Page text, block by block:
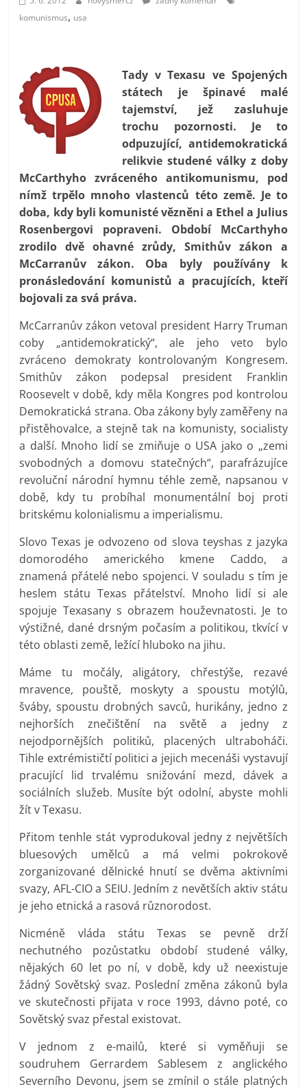
prospívá?
komunismus, usa
Tady v Texasu ve Spojených
státech je špinavé malé
tajemství, jež zasluhuje
trochu pozornosti. Je to
odpuzující, antidemokratická
relikvie studené války z doby
McCarthyho zvráceného antikomunismu, pod
nímž trpělo mnoho vlastenců této země. Je to
doba, kdy byli komunisté vězněni a Ethel a Julius
Rosenbergovi popraveni. Období McCarthyho
zrodilo dvě ohavné zrůdy, Smithův zákon a
McCarranův zákon. Oba byly používány k
pronásledování komunistů a pracujících, kteří
bojovali za svá práva.
McCarranův zákon vetoval president Harry Truman
coby „antidemokratický“, ale jeho veto bylo
zvráceno demokraty kontrolovaným Kongresem.
Smithův zákon podepsal president Franklin
Roosevelt v době, kdy měla Kongres pod kontrolou
Demokratická strana. Oba zákony byly zaměřeny na
přistěhovalce, a stejně tak na komunisty, socialisty
a další. Mnoho lidí se zmiňuje o USA jako o „zemi
svobodných a domovu statečných“, parafrázujíce
revoluční národní hymnu téhle země, napsanou v
době, kdy tu probíhal monumentální boj proti
britskému kolonialismu a imperialismu.
Slovo Texas je odvozeno od slova teyshas z jazyka
domorodého amerického kmene Caddo, a
znamená přátelé nebo spojenci. V souladu s tím je
heslem státu Texas přátelství. Mnoho lidí si ale
spojuje Texasany s obrazem houževnatosti. Je to
výstižné, dané drsným počasím a politikou, tkvící v
této oblasti země, ležící hluboko na jihu.
Máme tu močály, aligátory, chřestýše, rezavé
mravence, pouště, moskyty a spoustu motýlů,
šváby, spoustu drobných savců, hurikány, jedno z
nejhorších znečištění na světě a jedny z
nejodpornějších politiků, placených ultraboháči.
Tihle extrémističtí politici a jejich mecenáši vystavují
pracující lid trvalému snižování mezd, dávek a
sociálních služeb. Musíte být odolní, abyste mohli
žít v Texasu.
Přitom tenhle stát vyprodukoval jedny z největších
bluesových umělců a má velmi pokrokově
zorganizované dělnické hnutí se dvěma aktivními
svazy, AFL-CIO a SEIU. Jedním z nevětších aktiv státu
je jeho etnická a rasová různorodost.
Nicméně vláda státu Texas se pevně drží
nechutného pozůstatku období studené války,
nějakých 60 let po ní, v době, kdy už neexistuje
žádný Sovětský svaz. Poslední změna zákonů byla
ve skutečnosti přijata v roce 1993, dávno poté, co
Sovětský svaz přestal existovat.
V jednom z e-mailů, které si vyměňuji se
soudruhem Gerrardem Sablesem z anglického
Severního Devonu, jsem se zmínil o stále platných